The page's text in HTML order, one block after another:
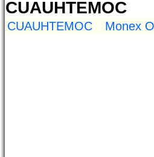
CUAUHTEMOC
CUAUHTEMOC Monex